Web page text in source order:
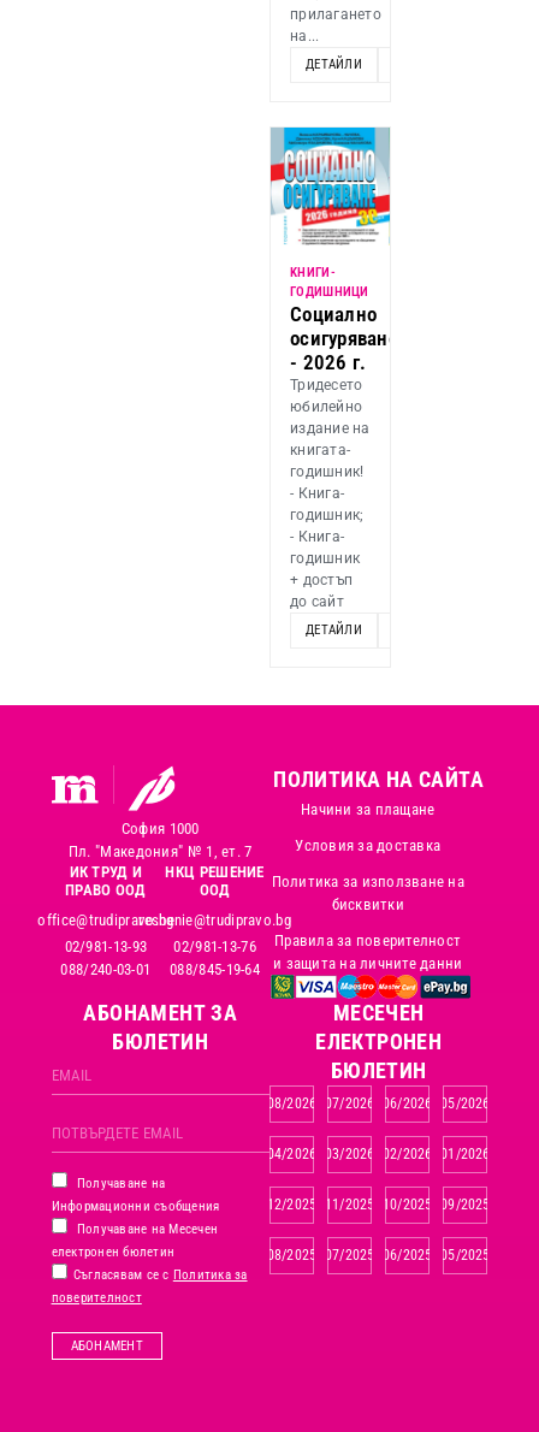
прилагането
на...
ДЕТАЙЛИ
KНИГИ-
ГОДИШНИЦИ
Социално
осигуряване
- 2026 г.
Тридесето
юбилейно
издание на
книгата-
годишник!
- Книга-
годишник;
- Книга-
годишник
+ достъп
до сайт
ДЕТАЙЛИ
София 1000
Пл. "Македония" № 1, ет. 7
ИК ТРУД И
ПРАВО ООД
office@trudipravo.bg
02/981-13-93
088/240-03-01
НКЦ РЕШЕНИЕ
ООД
reshenie@trudipravo.bg
02/981-13-76
088/845-19-64
ПОЛИТИКА НА САЙТА
Начини за плащане
Условия за доставка
Политика за използване на
бисквитки
Правила за поверителност
и защита на личните данни
АБОНАМЕНТ ЗА
БЮЛЕТИН
Получаване на
Информационни съобщения
Получаване на Месечен
електронен бюлетин
Съгласявам се с Политика за
поверителност
АБОНАМЕНТ
MЕСЕЧЕН
ЕЛЕКТРОНЕН
БЮЛЕТИН
08/2026 07/2026 06/2026 05/2026
04/2026 03/2026 02/2026 01/2026
12/2025 11/2025 10/2025 09/2025
08/2025 07/2025 06/2025 05/2025